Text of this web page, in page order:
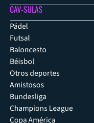
CAV-SULAS
Pádel
Futsal
Baloncesto
Béisbol
Otros deportes
Amistosos
Bundesliga
Champions League
Copa América